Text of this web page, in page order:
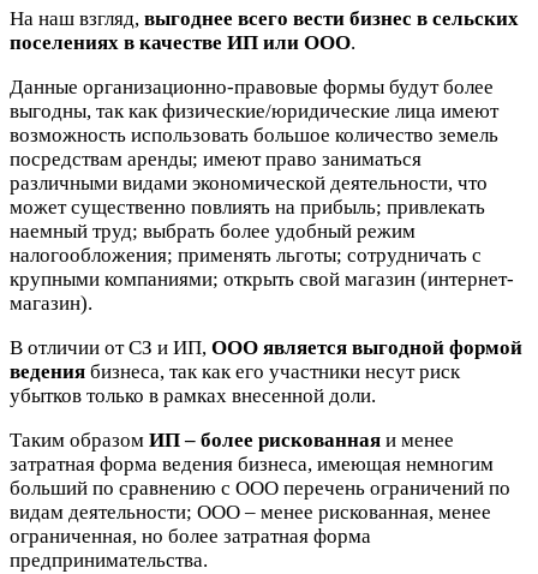
На наш взгляд, выгоднее всего вести бизнес в сельских
поселениях в качестве ИП или ООО.
Данные организационно-правовые формы будут более
выгодны, так как физические/юридические лица имеют
возможность использовать большое количество земель
посредствам аренды; имеют право заниматься
различными видами экономической деятельности, что
может существенно повлиять на прибыль; привлекать
наемный труд; выбрать более удобный режим
налогообложения; применять льготы; сотрудничать с
крупными компаниями; открыть свой магазин (интернет-
магазин).
В отличии от СЗ и ИП, ООО является выгодной формой
ведения бизнеса, так как его участники несут риск
убытков только в рамках внесенной доли.
Таким образом ИП – более рискованная и менее
затратная форма ведения бизнеса, имеющая немногим
больший по сравнению с ООО перечень ограничений по
видам деятельности; ООО – менее рискованная, менее
ограниченная, но более затратная форма
предпринимательства.